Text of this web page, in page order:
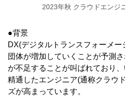
2023年秋 クラウドエンジ
●背景
DX(デジタルトランスフォーメ
団体が増加していくことが予測
が不足することが叫ばれており
精通したエンジニア(通称クラウ
ズが高まっています。